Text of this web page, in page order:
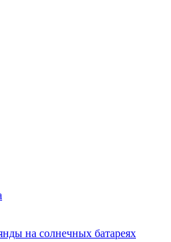
на солнечных батареях